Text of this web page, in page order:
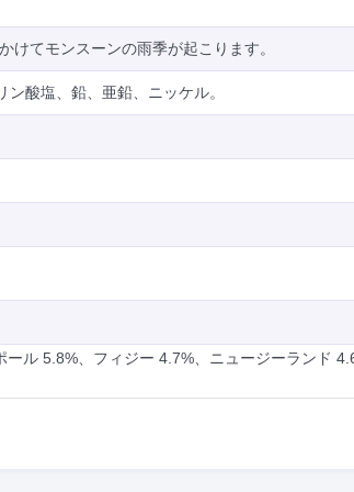
てモンスーンの雨季が起こります。
酸塩、鉛、亜鉛、ニッケル。
ル 5.8%、フィジー 4.7%、ニュージーランド